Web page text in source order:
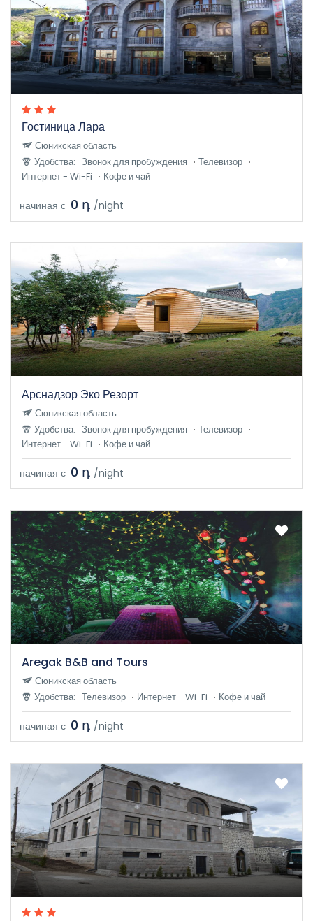
Гостиница Лара
Удобства: Звонок для пробуждения
Телевизор
Интернет - Wi-Fi
Кофе и чай
Сюникская область
начиная с 0 դ /night
Арснадзор Эко Резорт
Удобства: Звонок для пробуждения
Телевизор
Интернет - Wi-Fi
Кофе и чай
Сюникская область
начиная с 0 դ /night
Aregak B&B and Tours
Удобства: Телевизор Интернет - Wi-Fi Кофе и чай
Сюникская область
начиная с 0 դ /night